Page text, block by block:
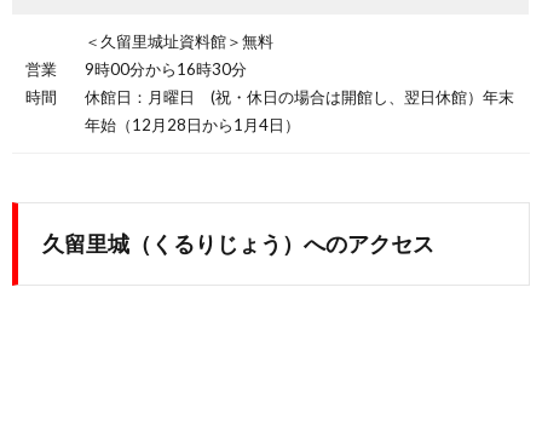
営業
時間
＜久留里城址資料館＞無料
9時00分から16時30分
休館日：月曜日 (祝・休日の場合は開館し、翌日休館）年末
年始（12月28日から1月4日）
久留里城（くるりじょう）へのアクセス